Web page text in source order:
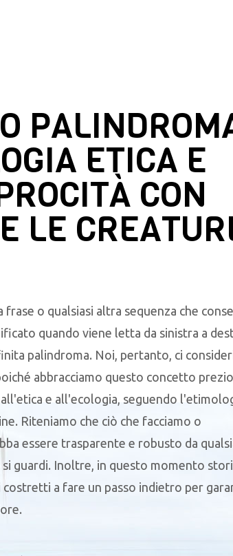
ETICA E
CON
LE
frase o qualsiasi altra sequenza che
quando viene letta da sinistra a
palindroma. Noi, pertanto, ci
abbracciamo questo concetto
e all'ecologia, seguendo
Riteniamo che ciò che facciamo o
essere trasparente e robusto da
guardi. Inoltre, in questo momento
costretti a fare un passo indietro per